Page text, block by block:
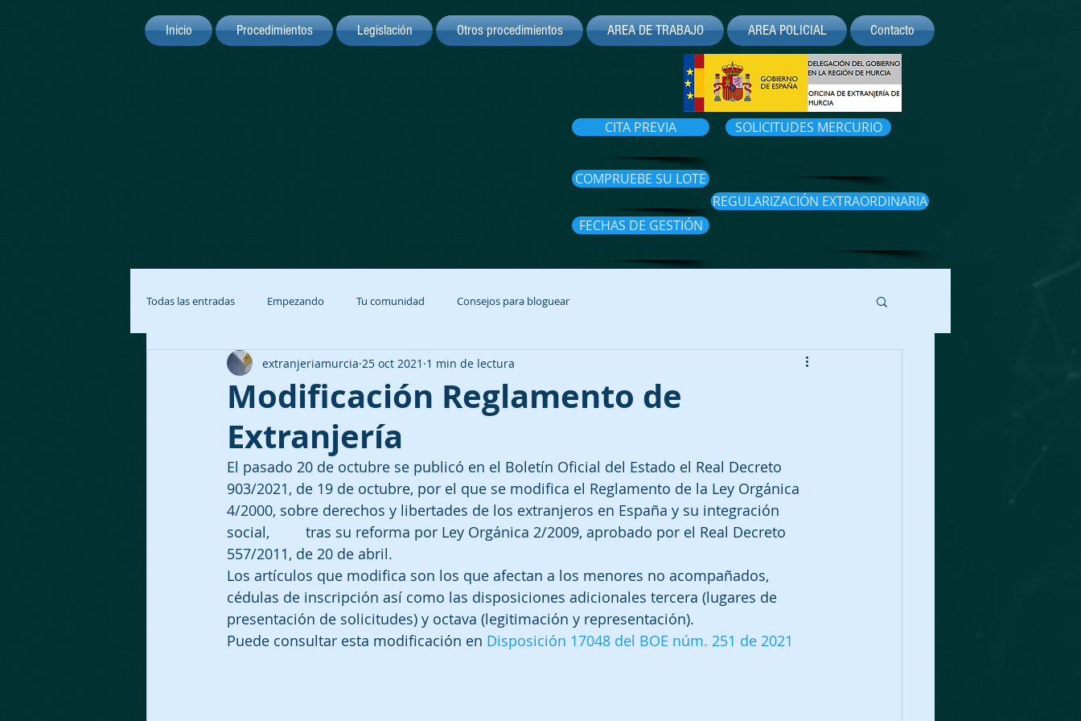
Inicio Procedimientos Legislación Otros procedimientos AREA DE TRABAJO AREA POLICIAL Contacto
CITA PREVIA
COMPRUEBE SU LOTE
FECHAS DE GESTIÓN
SOLICITUDES MERCURIO
REGULARIZACIÓN EXTRAORDINARIA
Todas las entradas Empezando Tu comunidad Consejos para bloguear
Modificación Reglamento de
Extranjería
extranjeriamurcia 25 oct 2021 1 min de lectura
El pasado 20 de octubre se publicó en el Boletín Oficial del Estado el Real Decreto
903/2021, de 19 de octubre, por el que se modifica el Reglamento de la Ley Orgánica
4/2000, sobre derechos y libertades de los extranjeros en España y su integración
social,         tras su reforma por Ley Orgánica 2/2009, aprobado por el Real Decreto
557/2011, de 20 de abril.
Los artículos que modifica son los que afectan a los menores no acompañados,
cédulas de inscripción así como las disposiciones adicionales tercera (lugares de
presentación de solicitudes) y octava (legitimación y representación).
Puede consultar esta modificación en Disposición 17048 del BOE núm. 251 de 2021